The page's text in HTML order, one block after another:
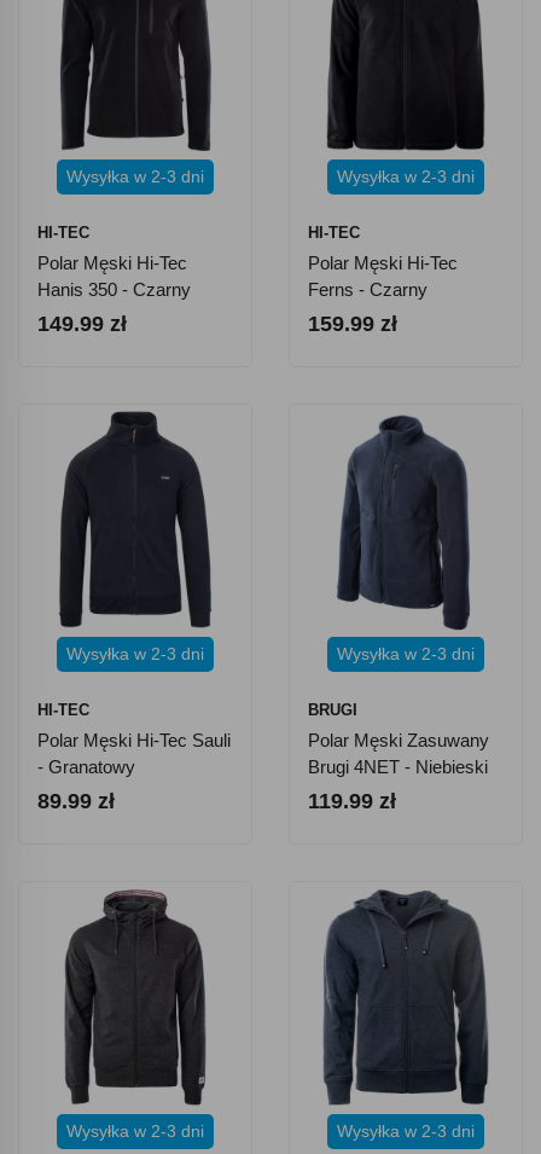
Wysyłka w 2-3 dni
HI-TEC
Polar Męski Hi-Tec
Hanis 350 - Czarny
149.99 zł
Wysyłka w 2-3 dni
HI-TEC
Polar Męski Hi-Tec
Ferns - Czarny
159.99 zł
Wysyłka w 2-3 dni
HI-TEC
Polar Męski Hi-Tec Sauli
- Granatowy
89.99 zł
Wysyłka w 2-3 dni
BRUGI
Polar Męski Zasuwany
Brugi 4NET - Niebieski
119.99 zł
Wysyłka w 2-3 dni Wysyłka w 2-3 dni